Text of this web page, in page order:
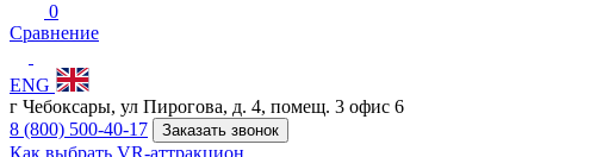
0
Сравнение
ENG
г Чебоксары, ул Пирогова, д. 4, помещ. 3 офис 6
8 (800) 500-40-17
Заказать звонок
Как выбрать VR-аттракцион